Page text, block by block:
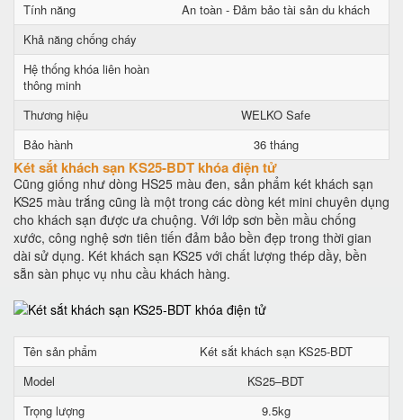
Tính năng
An toàn - Đảm bảo tài sản du khách
Khả năng chống cháy
Hệ thống khóa liên hoàn
thông minh
Thương hiệu
WELKO Safe
Bảo hành
36 tháng
Két sắt khách sạn KS25-BDT khóa điện tử
Cũng giống như dòng HS25 màu đen, sản phẩm két khách sạn
KS25 màu trắng cũng là một trong các dòng két mini chuyên dụng
cho khách sạn được ưa chuộng. Với lớp sơn bền mầu chống
xước, công nghệ sơn tiên tiến đảm bảo bền đẹp trong thời gian
dài sử dụng. Két khách sạn KS25 với chất lượng thép dầy, bền
sẵn sàn phục vụ nhu cầu khách hàng.
Tên sản phẩm
Két sắt khách sạn KS25-BDT
Model
KS25–BDT
Trọng lượng
9.5kg